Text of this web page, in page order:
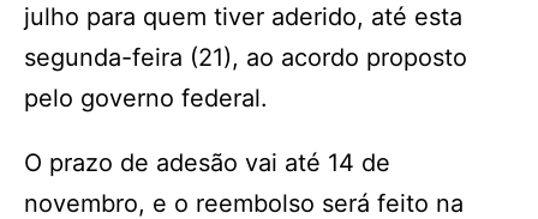
julho para quem tiver aderido, até esta
segunda-feira (21), ao acordo proposto
pelo governo federal.
O prazo de adesão vai até 14 de
novembro, e o reembolso será feito na